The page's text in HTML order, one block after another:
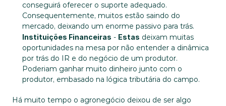
conseguirá oferecer o suporte adequado.
Consequentemente, muitos estão saindo do
mercado, deixando um enorme passivo para trás.
Instituições Financeiras - Estas deixam muitas
oportunidades na mesa por não entender a dinâmica
por trás do IR e do negócio de um produtor.
Poderiam ganhar muito dinheiro junto com o
produtor, embasado na lógica tributária do campo.
Há muito tempo o agronegócio deixou de ser algo